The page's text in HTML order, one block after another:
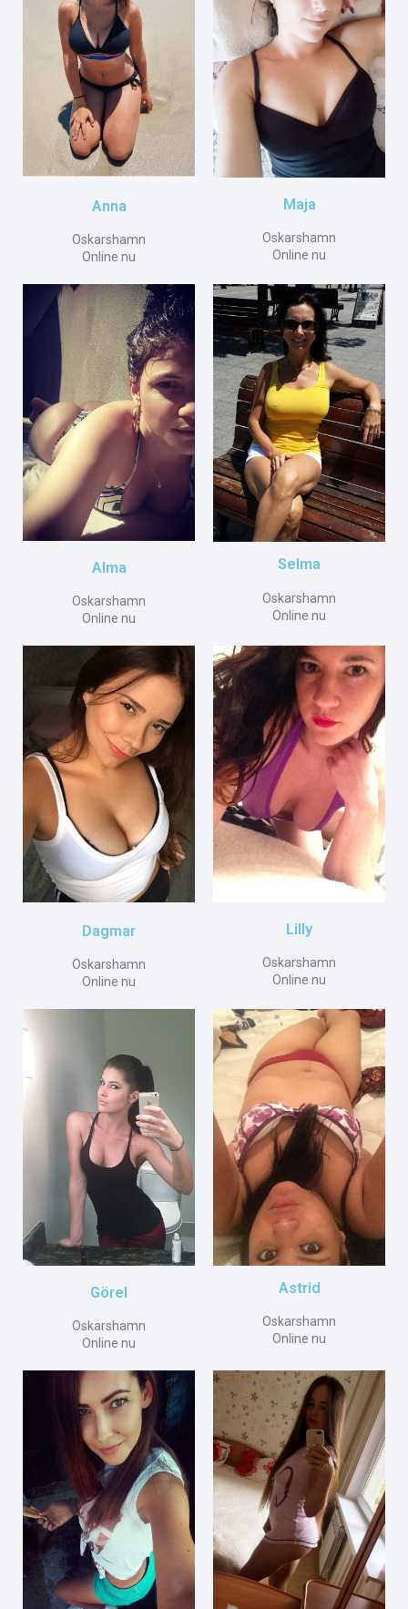
Anna
Oskarshamn
Online nu
Maja
Oskarshamn
Online nu
Alma
Oskarshamn
Online nu
Selma
Oskarshamn
Online nu
Dagmar
Oskarshamn
Online nu
Lilly
Oskarshamn
Online nu
Görel
Oskarshamn
Online nu
Astrid
Oskarshamn
Online nu